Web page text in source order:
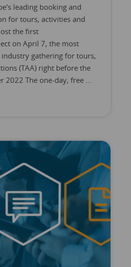
leading booking and
for tours, activities and
the first
on April 7, the most
gathering for tours,
(TAA) right before the
2022 The one-day, free ...